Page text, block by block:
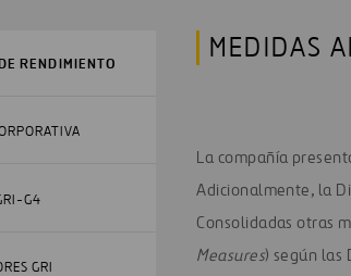
RENDIMIENTO
G4
GRI
MEDIDAS
La compañía
Adicionalmente, la
Consolidadas otras
Measures) según las